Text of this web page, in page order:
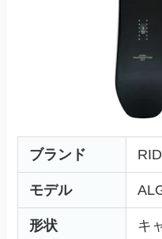
ブランド
モデル
形状 キ